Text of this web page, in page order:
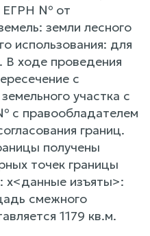
ЕГРН № от
земли лесного
использования: для
В ходе проведения
с
участка с
с правообладателем
границ.
получены
точек границы
х<данные изъяты>:
смежного
1179 кв.м.